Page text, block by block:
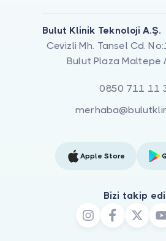
Bulut Klinik Teknoloji A.Ş.
Cevizli Mh. Tansel Cd.
Bulut Plaza Maltepe
0850 711 11
Apple Store
Bizi takip